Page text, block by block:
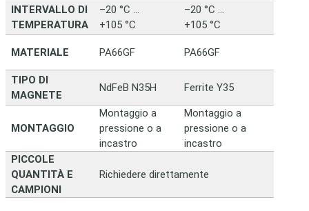
INTERVALLO DI
TEMPERATURA
–20 °C …
+105 °C
–20 °C …
+105 °C
MATERIALE PA66GF PA66GF
TIPO DI
MAGNETE
NdFeB N35H Ferrite Y35
MONTAGGIO
Montaggio a
pressione o a
incastro
Montaggio a
pressione o a
incastro
PICCOLE
QUANTITÀ E
CAMPIONI
Richiedere direttamente